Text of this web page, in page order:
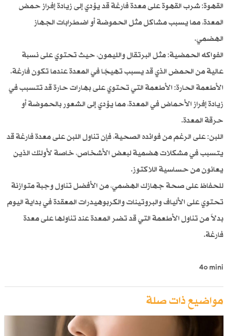
القهوة: شرب القهوة على معدة فارغة قد يؤدي إلى زيادة إفراز حمض
المعدة، مما يسبب مشاكل مثل الحموضة أو اضطرابات الجهاز
الهضمي.
الفواكه الحمضية: مثل البرتقال والليمون، حيث تحتوي على نسبة
عالية من الحمض الذي قد يسبب تهيجًا في المعدة عندما تكون فارغة.
الأطعمة الحارة: الأطعمة التي تحتوي على بهارات حارة قد تتسبب في
زيادة إفراز الأحماض في المعدة، مما يؤدي إلى الشعور بالحموضة أو
حرقة المعدة.
اللبن: على الرغم من فوائده الصحية، فإن تناول اللبن على معدة فارغة قد
يتسبب في مشكلات هضمية لبعض الأشخاص، خاصة لأولئك الذين
يعانون من حساسية اللاكتوز.
للحفاظ على صحة جهازك الهضمي، من الأفضل تناول وجبة متوازنة
تحتوي على الألياف والبروتينات والكربوهيدرات المعقدة في بداية اليوم
بدلاً من تناول الأطعمة التي قد تضر المعدة عند تناولها على معدة
فارغة.
4o mini
مواضيع ذات صلة